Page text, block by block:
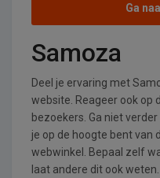
Ga
Samoza
Deel je ervaring met
website. Reageer ook op
bezoekers. Ga niet
je op de hoogte bent van
webwinkel. Bepaal zelf
laat andere dit ook